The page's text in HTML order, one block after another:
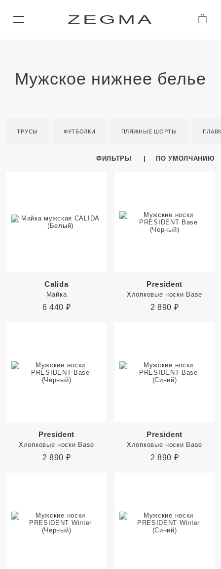
ZEGMA
Мужское нижнее белье
ТРУСЫ ФУТБОЛКИ ПЛЯЖНЫЕ ШОРТЫ
ФИЛЬТРЫ ПО УМОЛЧАНИЮ
Calida
Майка
6 440 ₽
President
Хлопковые носки Base
2 890 ₽
President
Хлопковые носки Base
2 890 ₽
President
Хлопковые носки Base
2 890 ₽